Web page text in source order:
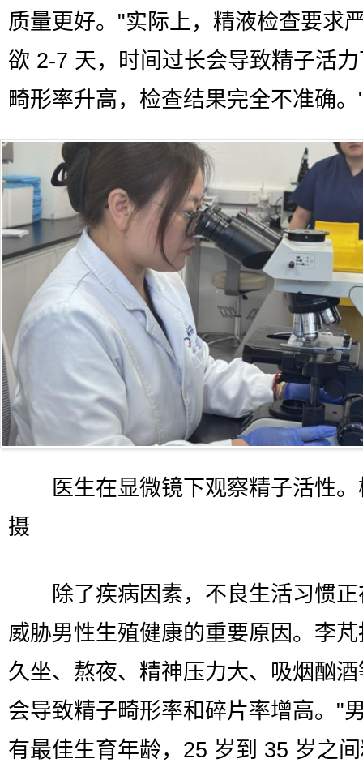
质量更好。"实际上，精液检查要求
欲 2-7 天，时间过长会导致精子活
畸形率升高，检查结果完全不准确。
医生在显微镜下观察精子活性。
摄
除了疾病因素，不良生活习惯正
威胁男性生殖健康的重要原因。李
久坐、熬夜、精神压力大、吸烟酗
会导致精子畸形率和碎片率增高。"
有最佳生育年龄，25 岁到 35 岁之